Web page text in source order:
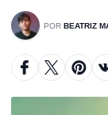
BEATRIZ